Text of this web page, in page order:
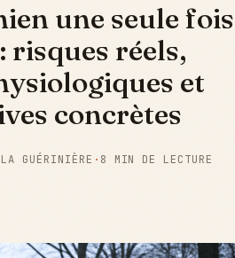
une seule fois
risques réels,
et
concrètes
GUÉRINIÈRE · 8 MIN DE LECTURE